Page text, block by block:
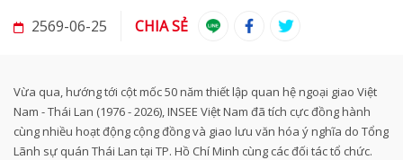
2569-06-25 CHIA SẺ
Vừa qua, hướng tới cột mốc 50 năm thiết lập quan hệ ngoại giao Việt
Nam - Thái Lan (1976 - 2026), INSEE Việt Nam đã tích cực đồng hành
cùng nhiều hoạt động cộng đồng và giao lưu văn hóa ý nghĩa do Tổng
Lãnh sự quán Thái Lan tại TP. Hồ Chí Minh cùng các đối tác tổ chức.